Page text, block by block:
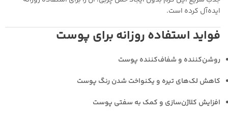
ایده‌آل کرده است.
فواید استفاده روزانه برای پوست
روشن‌کننده و شفاف‌کننده پوست
کاهش لک‌های تیره و یکنواخت شدن رنگ پوست
افزایش کلاژن‌سازی و کمک به سفتی پوست